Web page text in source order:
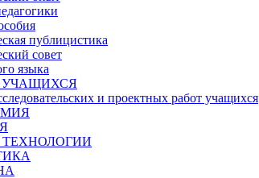
публицистика
совет
языка
УЧАЩИХСЯ
и проектных работ учащихся
ТЕХНОЛОГИИ